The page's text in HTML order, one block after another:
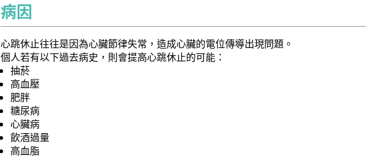
病因
心跳休止往往是因為心臟節律失常，造成心臟的電位傳導出現問題。
個人若有以下過去病史，則會提高心跳休止的可能：
抽菸
高血壓
肥胖
糖尿病
心臟病
飲酒過量
高血脂